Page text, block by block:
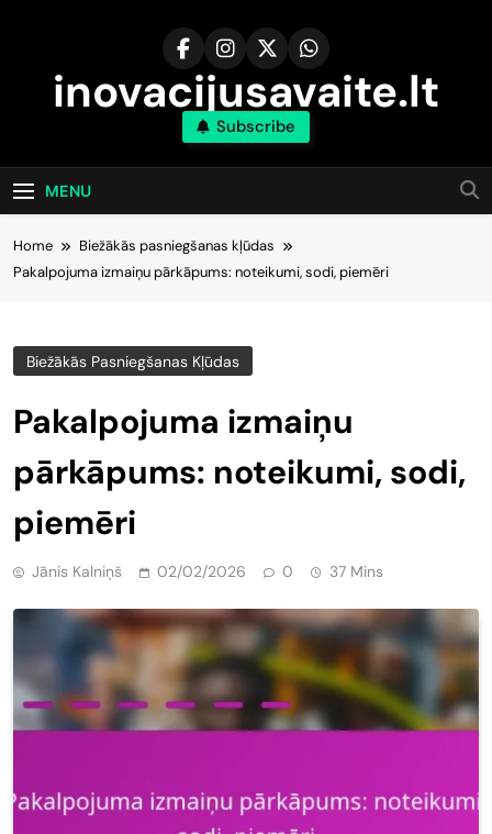
inovacijusavaite.lt
Subscribe
MENU
Home
Biežākās pasniegšanas kļūdas
Pakalpojuma izmaiņu pārkāpums: noteikumi, sodi, piemēri
Biežākās Pasniegšanas Kļūdas
Pakalpojuma izmaiņu
pārkāpums: noteikumi, sodi,
piemēri
Jānis Kalniņš 02/02/2026 0 37 Mins